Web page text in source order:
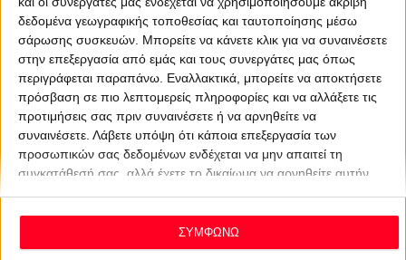
δεδομένα γεωγραφικής τοποθεσίας και ταυτοποίησης μέσω
σάρωσης συσκευών. Μπορείτε να κάνετε κλικ για να συναινέσετε
στην επεξεργασία από εμάς και τους συνεργάτες μας όπως
περιγράφεται παραπάνω. Εναλλακτικά, μπορείτε να αποκτήσετε
πρόσβαση σε πιο λεπτομερείς πληροφορίες και να αλλάξετε τις
προτιμήσεις σας πριν συναινέσετε ή να αρνηθείτε να
συναινέσετε. Λάβετε υπόψη ότι κάποια επεξεργασία των
προσωπικών σας δεδομένων ενδέχεται να μην απαιτεί τη
συγκατάθεσή σας, αλλά έχετε το δικαίωμα να αρνηθείτε αυτήν
ανακαλέσετε τη συγκατάθεσή σας ανά πάσα στιγμή
επιστρέφοντας σε αυτόν τον ιστότοπο και κάνοντας κλικ στο
ΣΥΜΦΩΝΩ